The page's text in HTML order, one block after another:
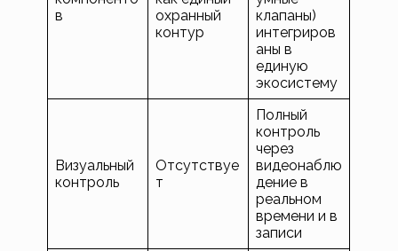
в
охранный
контур
клапаны)
интегриров
аны в
единую
экосистему
Визуальный
контроль
Отсутствуе
т
Полный
контроль
через
видеонаблю
дение в
реальном
времени и в
записи